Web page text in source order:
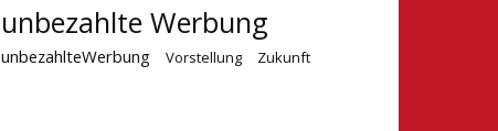
unbezahlte Werbung
unbezahlteWerbung Vorstellung Zukunft